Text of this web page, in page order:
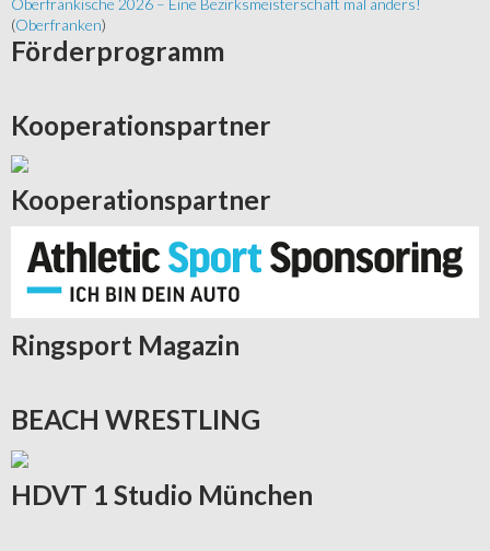
Oberfränkische 2026 – Eine Bezirksmeisterschaft mal anders!
(Oberfranken)
Förderprogramm
Kooperationspartner
Kooperationspartner
Ringsport Magazin
BEACH WRESTLING
HDVT 1 Studio München